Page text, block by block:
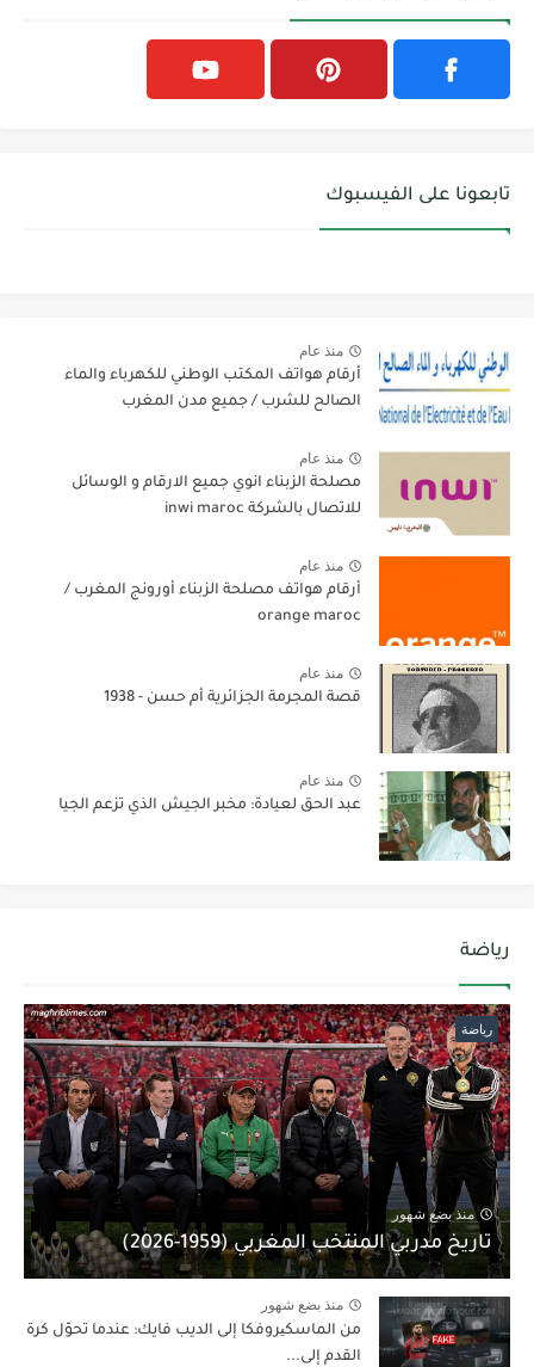
تابعونا على الفيسبوك
منذ عام
أرقام هواتف المكتب الوطني للكهرباء والماء
الصالح للشرب / جميع مدن المغرب
منذ عام
مصلحة الزبناء انوي جميع الارقام و الوسائل
للاتصال بالشركة inwi maroc
منذ عام
أرقام هواتف مصلحة الزبناء أورونج المغرب /
orange maroc
منذ عام
قصة المجرمة الجزائرية أم حسن - 1938
منذ عام
عبد الحق لعيادة: مخبر الجيش الذي تزعم الجيا
رياضة
رياضة
منذ بضع شهور
تاريخ مدربي المنتخب المغربي (1959-2026)
منذ بضع شهور
من الماسكیروفكا إلى الديب فايك: عندما تحوّل كرة
القدم إلى...